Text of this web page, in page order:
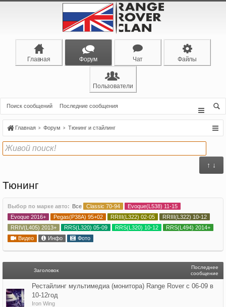
Главная Форум Чат Файлы
Пользователи
Поиск сообщений Последние сообщения
Главная Форум Тюнинг и стайлинг
↑ ↓
Тюнинг
Выбор по марке авто: Все Classic 70-94
Evoque(L538) 11-15
Evoque 2016+
Pegas(P38A) 95+02 RRIII(L322) 02-05
RRIII(L322) 10-12
RRIV(L405) 2013+
RRS(L320) 05-09 RRS(L320) 10-12
RRS(L494) 2014+
Видео
Инфо Фото
Заголовок
Последнее
сообщение
Рестайлинг мультимедиа (монитора) Range Rover с 06-09 в
10-12год
Iron Wing